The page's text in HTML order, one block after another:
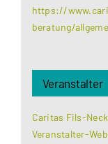
https://
beratung/
Veranstalter
Caritas Fils-
Veranstalter-